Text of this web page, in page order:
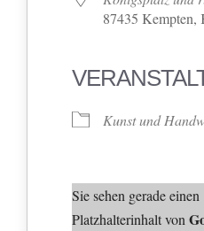
87435 Kempten,
Kunst und
Sie sehen gerade einen
Platzhalterinhalt von